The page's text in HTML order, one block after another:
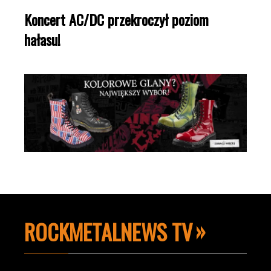
Koncert AC/DC przekroczył poziom
hałasu!
ROCKMETALNEWS TV